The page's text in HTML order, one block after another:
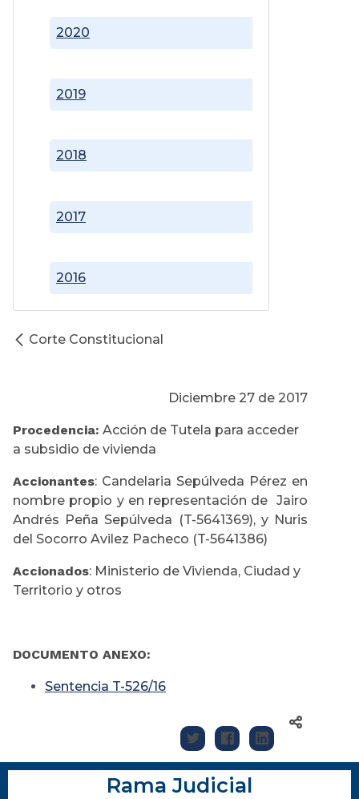
2016
2017
2018
2019
2020
Corte Constitucional
Diciembre 27 de 2017
Procedencia: Acción de Tutela para acceder
a subsidio de vivienda
Accionantes: Candelaria Sepúlveda Pérez en
nombre propio y en representación de Jairo
Andrés Peña Sepúlveda (T-5641369), y Nuris
del Socorro Avilez Pacheco (T-5641386)
Accionados: Ministerio de Vivienda, Ciudad y
Territorio y otros
DOCUMENTO ANEXO:
Sentencia T-526/16
Rama Judicial